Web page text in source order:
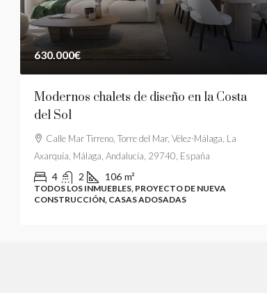
630.000€
Modernos chalets de diseño en la Costa
del Sol
Calle Mar Tirreno, Torre del Mar, Vélez-Málaga, La
Axarquía, Málaga, Andalucía, 29740, España
4 2 106 m²
TODOS LOS INMUEBLES, PROYECTO DE NUEVA
CONSTRUCCIÓN, CASAS ADOSADAS